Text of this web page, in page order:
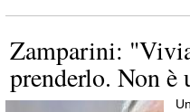
Zamparini:
prenderlo. Non